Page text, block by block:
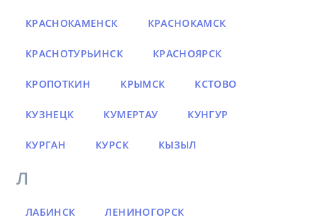
КРАСНОКАМЕНСК КРАСНОКАМСК
КРАСНОТУРЬИНСК КРАСНОЯРСК
КРОПОТКИН КРЫМСК КСТОВО
КУЗНЕЦК КУМЕРТАУ КУНГУР
КУРГАН КУРСК КЫЗЫЛ
Л
ЛАБИНСК ЛЕНИНОГОРСК